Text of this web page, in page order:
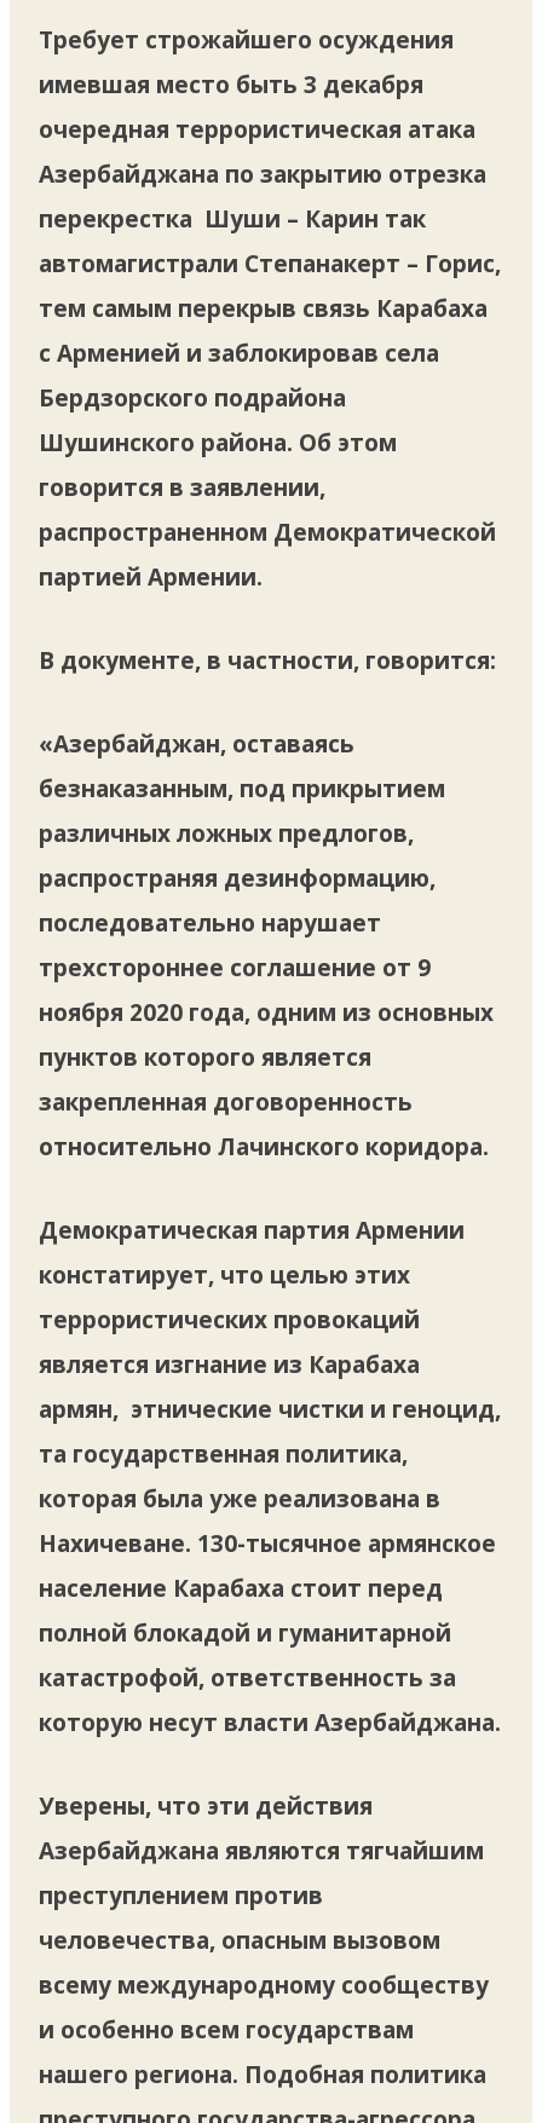
Требует строжайшего осуждения
имевшая место быть 3 декабря
очередная террористическая атака
Азербайджана по закрытию отрезка
перекрестка Шуши – Карин так
автомагистрали Степанакерт – Горис,
тем самым перекрыв связь Карабаха
с Арменией и заблокировав села
Бердзорского подрайона
Шушинского района. Об этом
говорится в заявлении,
распространенном Демократической
партией Армении.
В документе, в частности, говорится:
«Азербайджан, оставаясь
безнаказанным, под прикрытием
различных ложных предлогов,
распространяя дезинформацию,
последовательно нарушает
трехстороннее соглашение от 9
ноября 2020 года, одним из основных
пунктов которого является
закрепленная договоренность
относительно Лачинского коридора.
Демократическая партия Армении
констатирует, что целью этих
террористических провокаций
является изгнание из Карабаха
армян, этнические чистки и геноцид,
та государственная политика,
которая была уже реализована в
Нахичеване. 130-тысячное армянское
население Карабаха стоит перед
полной блокадой и гуманитарной
катастрофой, ответственность за
которую несут власти Азербайджана.
Уверены, что эти действия
Азербайджана являются тягчайшим
преступлением против
человечества, опасным вызовом
всему международному сообществу
и особенно всем государствам
нашего региона. Подобная политика